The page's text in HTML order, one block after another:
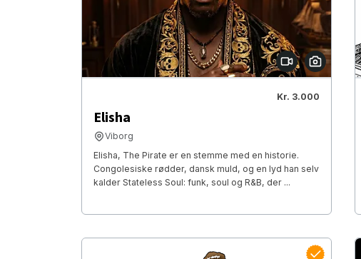
Kr. 3.000
Elisha
Viborg
Elisha, The Pirate er en stemme med en historie.
Congolesiske rødder, dansk muld, og en lyd han selv
kalder Stateless Soul: funk, soul og R&B, der ...